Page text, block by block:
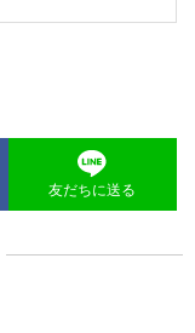
友だちに送る